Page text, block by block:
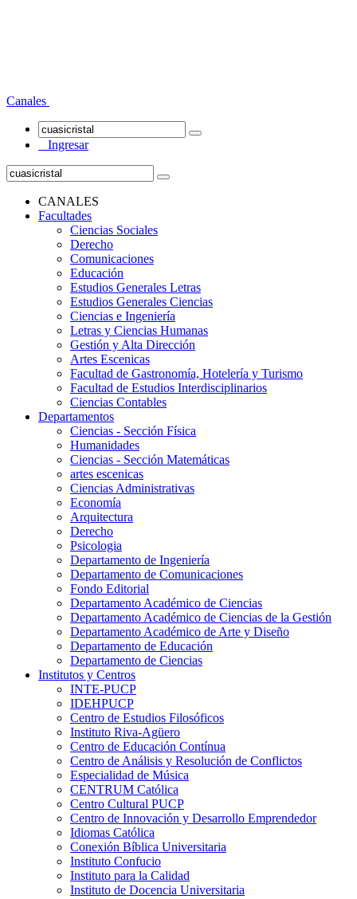
Canales
Ingresar
CANALES
Facultades
Ciencias Sociales
Derecho
Comunicaciones
Educación
Estudios Generales Letras
Estudios Generales Ciencias
Ciencias e Ingeniería
Letras y Ciencias Humanas
Gestión y Alta Dirección
Artes Escenicas
Facultad de Gastronomía, Hotelería y Turismo
Facultad de Estudios Interdisciplinarios
Ciencias Contables
Departamentos
Ciencias - Sección Física
Humanidades
Ciencias - Sección Matemáticas
artes escenicas
Ciencias Administrativas
Economía
Arquitectura
Derecho
Psicologia
Departamento de Ingeniería
Departamento de Comunicaciones
Fondo Editorial
Departamento Académico de Ciencias
Departamento Académico de Ciencias de la Gestión
Departamento Académico de Arte y Diseño
Departamento de Educación
Departamento de Ciencias
Institutos y Centros
INTE-PUCP
IDEHPUCP
Centro de Estudios Filosóficos
Instituto Riva-Agüero
Centro de Educación Contínua
Centro de Análisis y Resolución de Conflictos
Especialidad de Música
CENTRUM Católica
Centro Cultural PUCP
Centro de Innovación y Desarrollo Emprendedor
Idiomas Católica
Conexión Bíblica Universitaria
Instituto Confucio
Instituto para la Calidad
Instituto de Docencia Universitaria